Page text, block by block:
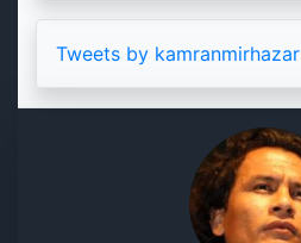
Tweets by kamranmirhazar